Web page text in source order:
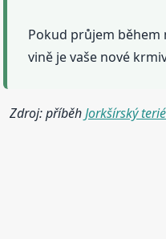
Pokud průjem během
vině je vaše nové
Zdroj: příběhJorkšírský